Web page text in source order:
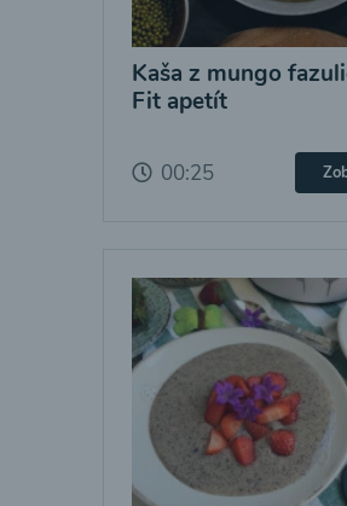
Kaša z mungo
Fit apetít
00:25